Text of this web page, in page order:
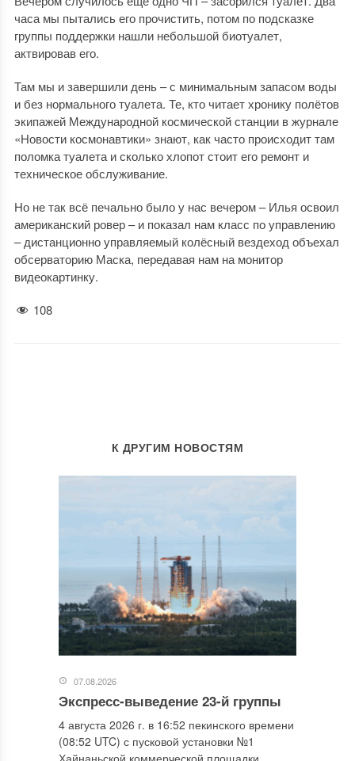
часа мы пытались его прочистить, потом по подсказке
группы поддержки нашли небольшой биотуалет,
актвировав его.
Там мы и завершили день – с минимальным запасом воды
и без нормального туалета. Те, кто читает хронику полётов
экипажей Международной космической станции в журнале
«Новости космонавтики» знают, как часто происходит там
поломка туалета и сколько хлопот стоит его ремонт и
техническое обслуживание.
Но не так всё печально было у нас вечером – Илья освоил
американский ровер – и показал нам класс по управлению
– дистанционно управляемый колёсный вездеход объехал
обсерваторию Маска, передавая нам на монитор
видеокартинку.
108
К ДРУГИМ НОВОСТЯМ
07.08.2026
Экспресс-выведение 23-й группы
4 августа 2026 г. в 16:52 пекинского времени
(08:52 UTC) с пусковой установки №1